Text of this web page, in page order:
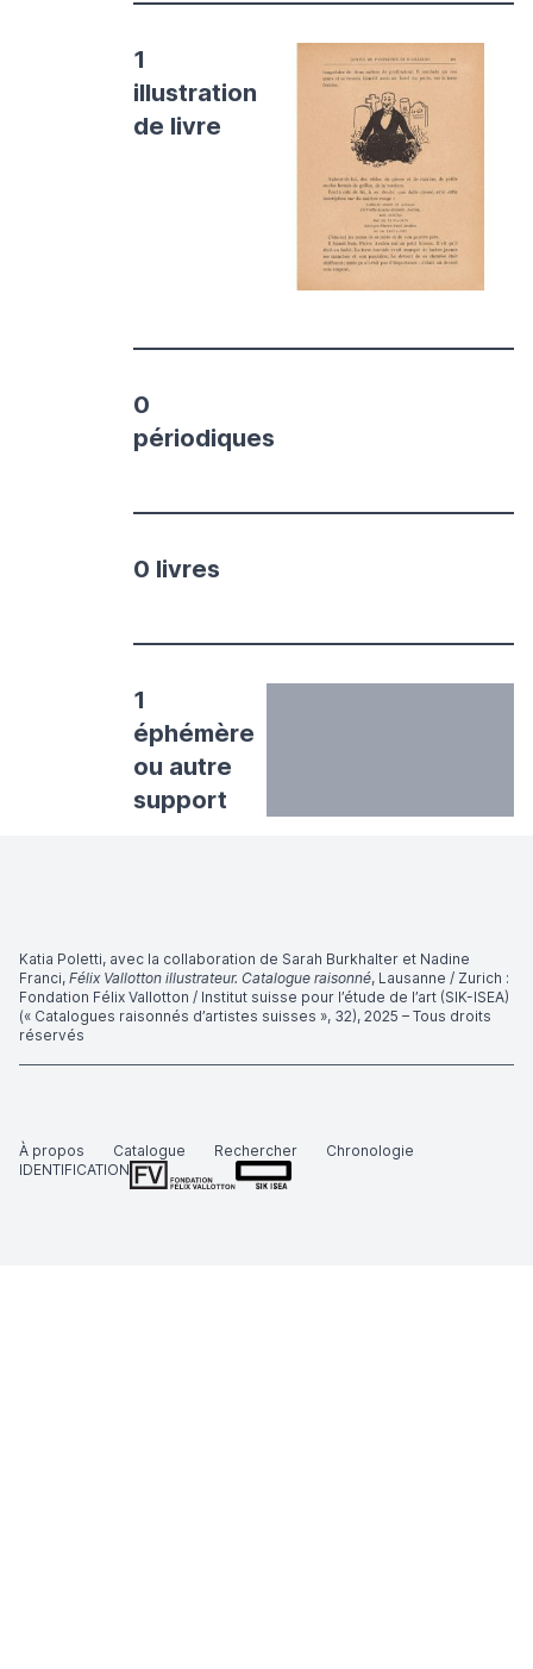
1
illustration
de livre
0
périodiques
0 livres
1
éphémère
ou autre
support
Katia Poletti, avec la collaboration de Sarah Burkhalter et Nadine
Franci, Félix Vallotton illustrateur. Catalogue raisonné, Lausanne / Zurich :
Fondation Félix Vallotton / Institut suisse pour l’étude de l’art (SIK-ISEA)
(« Catalogues raisonnés d’artistes suisses », 32), 2025 – Tous droits
réservés
À propos Catalogue Rechercher
Chronologie
IDENTIFICATION